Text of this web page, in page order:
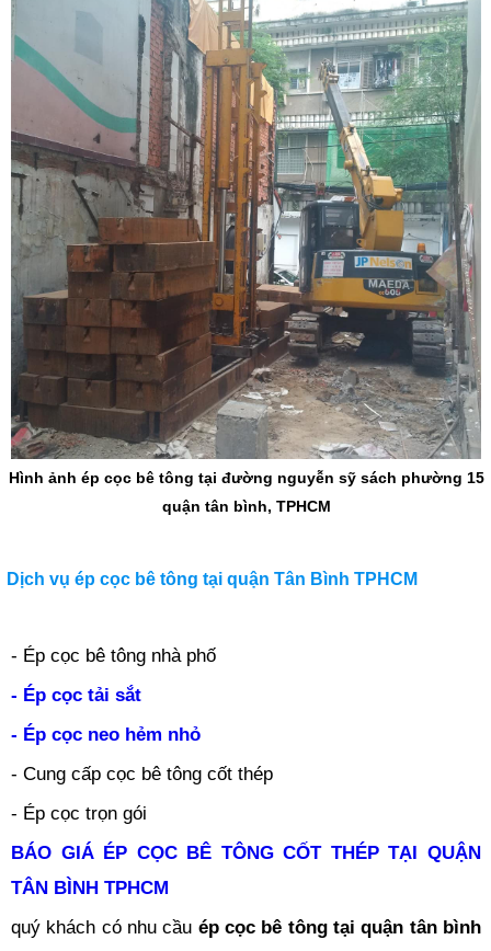
Hình ảnh ép cọc bê tông tại đường nguyễn sỹ sách phường 15
quận tân bình, TPHCM
Dịch vụ ép cọc bê tông tại quận Tân Bình TPHCM
- Ép cọc bê tông nhà phố
- Ép cọc tải sắt
- Ép cọc neo hẻm nhỏ
- Cung cấp cọc bê tông cốt thép
- Ép cọc trọn gói
BÁO GIÁ ÉP CỌC BÊ TÔNG CỐT THÉP TẠI QUẬN
TÂN BÌNH TPHCM
quý khách có nhu cầu ép cọc bê tông tại quận tân bình